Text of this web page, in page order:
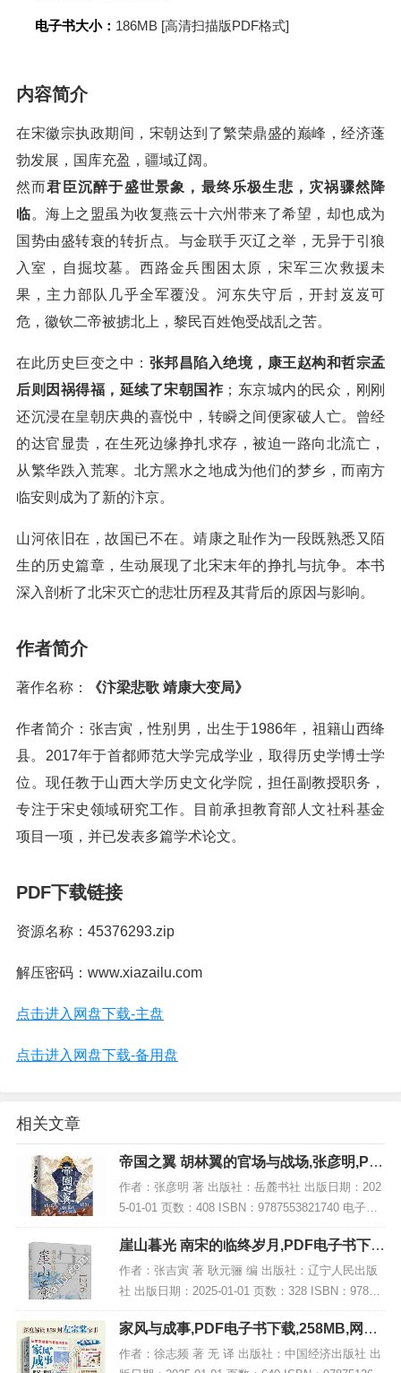
电子书大小： 186MB [高清扫描版PDF格式]
内容简介
在宋徽宗执政期间，宋朝达到了繁荣鼎盛的巅峰，经济蓬
勃发展，国库充盈，疆域辽阔。
然而君臣沉醉于盛世景象，最终乐极生悲，灾祸骤然降
临。海上之盟虽为收复燕云十六州带来了希望，却也成为
国势由盛转衰的转折点。与金联手灭辽之举，无异于引狼
入室，自掘坟墓。西路金兵围困太原，宋军三次救援未
果，主力部队几乎全军覆没。河东失守后，开封岌岌可
危，徽钦二帝被掳北上，黎民百姓饱受战乱之苦。
在此历史巨变之中： 张邦昌陷入绝境，康王赵构和哲宗孟
后则因祸得福，延续了宋朝国祚；东京城内的民众，刚刚
还沉浸在皇朝庆典的喜悦中，转瞬之间便家破人亡。曾经
的达官显贵，在生死边缘挣扎求存，被迫一路向北流亡，
从繁华跌入荒寒。北方黑水之地成为他们的梦乡，而南方
临安则成为了新的汴京。
山河依旧在，故国已不在。靖康之耻作为一段既熟悉又陌
生的历史篇章，生动展现了北宋末年的挣扎与抗争。本书
深入剖析了北宋灭亡的悲壮历程及其背后的原因与影响。
作者简介
著作名称： 《汴梁悲歌 靖康大变局》
作者简介：张吉寅，性别男，出生于1986年，祖籍山西绛
县。2017年于首都师范大学完成学业，取得历史学博士学
位。现任教于山西大学历史文化学院，担任副教授职务，
专注于宋史领域研究工作。目前承担教育部人文社科基金
项目一项，并已发表多篇学术论文。
PDF下载链接
资源名称：45376293.zip
解压密码：www.xiazailu.com
点击进入网盘下载-主盘
点击进入网盘下载-备用盘
相关文章
帝国之翼 胡林翼的官场与战场,张彦明,PD
F电子书网盘下载
作者：张彦明 著 出版社：岳麓书社 出版日期：202
5-01-01 页数：408 ISBN：9787553821740 电子书
大小：219MB [高清扫描版PDF格式] 内容简介 本书
聚焦于...
崖山暮光 南宋的临终岁月,PDF电子书下
载,网盘资源
作者：张吉寅 著 耿元骊 编 出版社：辽宁人民出版
社 出版日期：2025-01-01 页数：328 ISBN：97872
05111533 电子书大小：243MB [高清扫描版PDF格
式] 内...
家风与成事,PDF电子书下载,258MB,网盘
资源
作者：徐志频 著 无 译 出版社：中国经济出版社 出